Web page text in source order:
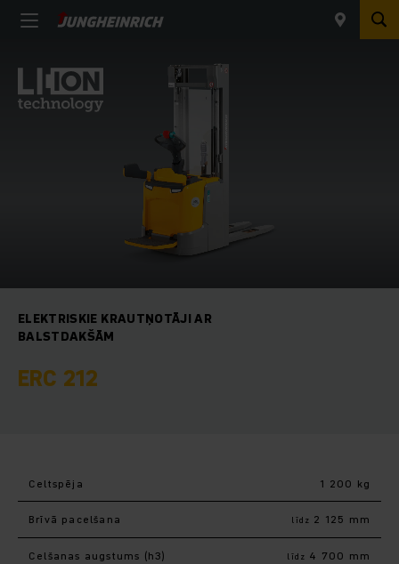
ELEKTRISKIE KRAUTŅOTĀJI AR
BALSTDAKŠĀM
ERC 212
Celtspēja 1 200 kg
Brīvā pacelšana līdz 2 125 mm
Celšanas augstums (h3) līdz 4 700 mm